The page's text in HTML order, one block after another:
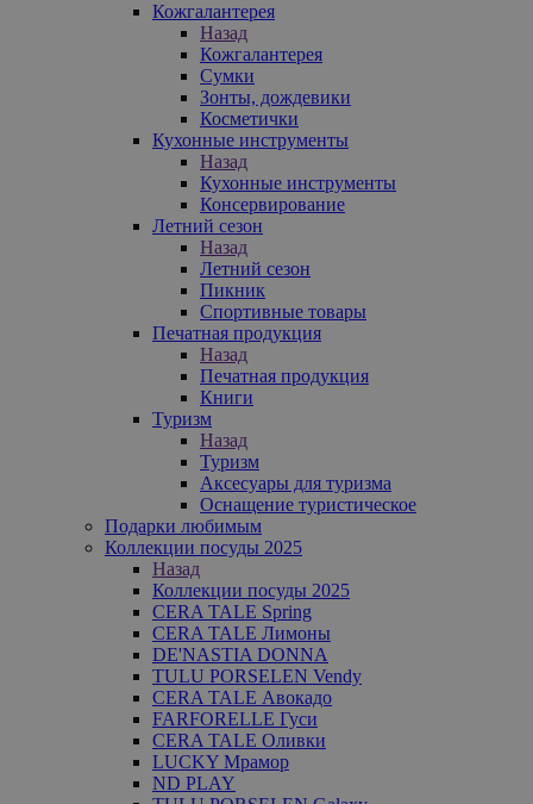
Кожгалантерея
Назад
Кожгалантерея
Сумки
Зонты, дождевики
Косметички
Кухонные инструменты
Назад
Кухонные инструменты
Консервирование
Летний сезон
Назад
Летний сезон
Пикник
Спортивные товары
Печатная продукция
Назад
Печатная продукция
Книги
Туризм
Назад
Туризм
Аксесуары для туризма
Оснащение туристическое
Подарки любимым
Коллекции посуды 2025
Назад
Коллекции посуды 2025
CERA TALE Spring
CERA TALE Лимоны
DE'NASTIA DONNA
TULU PORSELEN Vendy
CERA TALE Авокадо
FARFORELLE Гуси
CERA TALE Оливки
LUCKY Мрамор
ND PLAY